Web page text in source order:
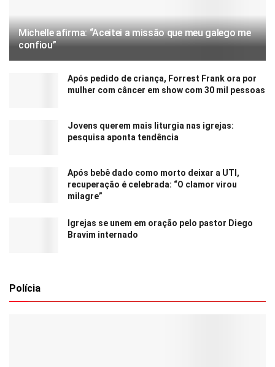
Michelle afirma: “Aceitei a missão que meu galego me
confiou”
Após pedido de criança, Forrest Frank ora por
mulher com câncer em show com 30 mil pessoas
Jovens querem mais liturgia nas igrejas:
pesquisa aponta tendência
Após bebê dado como morto deixar a UTI,
recuperação é celebrada: “O clamor virou
milagre”
Igrejas se unem em oração pelo pastor Diego
Bravim internado
Polícia